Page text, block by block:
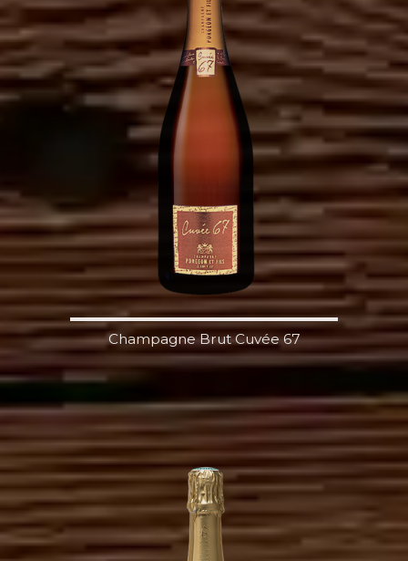
Champagne Brut Cuvée 67